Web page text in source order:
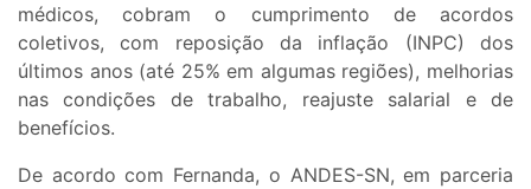
médicos, cobram o cumprimento de acordos
coletivos, com reposição da inflação (INPC) dos
últimos anos (até 25% em algumas regiões), melhorias
nas condições de trabalho, reajuste salarial e de
benefícios.
De acordo com Fernanda, o ANDES-SN, em parceria